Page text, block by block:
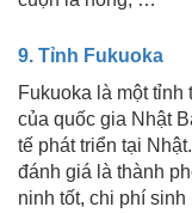
9. Tỉnh Fukuoka
Fukuoka là một
của quốc gia Nhật
tế phát triển tại
đánh giá là thành
ninh tốt, chi phí